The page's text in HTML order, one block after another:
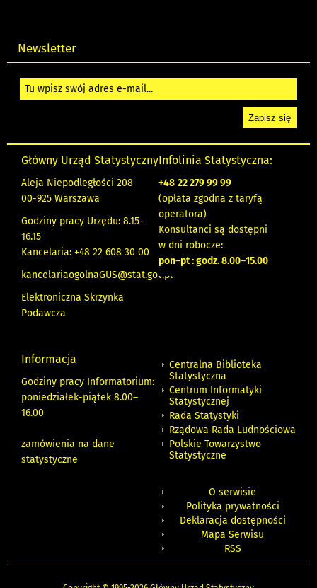
Newsletter
Główny Urząd Statystyczny
Aleja Niepodległości 208
00-925 Warszawa
Godziny pracy Urzędu: 8.15–
16.15
Kancelaria: +48 22 608 30 00
kancelariaogolnaGUS@stat.gov.pl
Elektroniczna Skrzynka
Podawcza
Infolinia Statystyczna:
+48 22 279 99 99
(opłata zgodna z taryfą
operatora)
Konsultanci są dostępni
w dni robocze:
pon–pt : godz. 8.00–15.00
Informacja
Godziny pracy Informatorium:
poniedziałek-piątek 8.00–
16.00
zamówienia na dane
statystyczne
Centralna Biblioteka
Statystyczna
Centrum Informatyki
Statystycznej
Rada Statystyki
Rządowa Rada Ludnościowa
Polskie Towarzystwo
Statystyczne
O serwisie
Polityka prywatności
Deklaracja dostępności
Mapa Serwisu
RSS